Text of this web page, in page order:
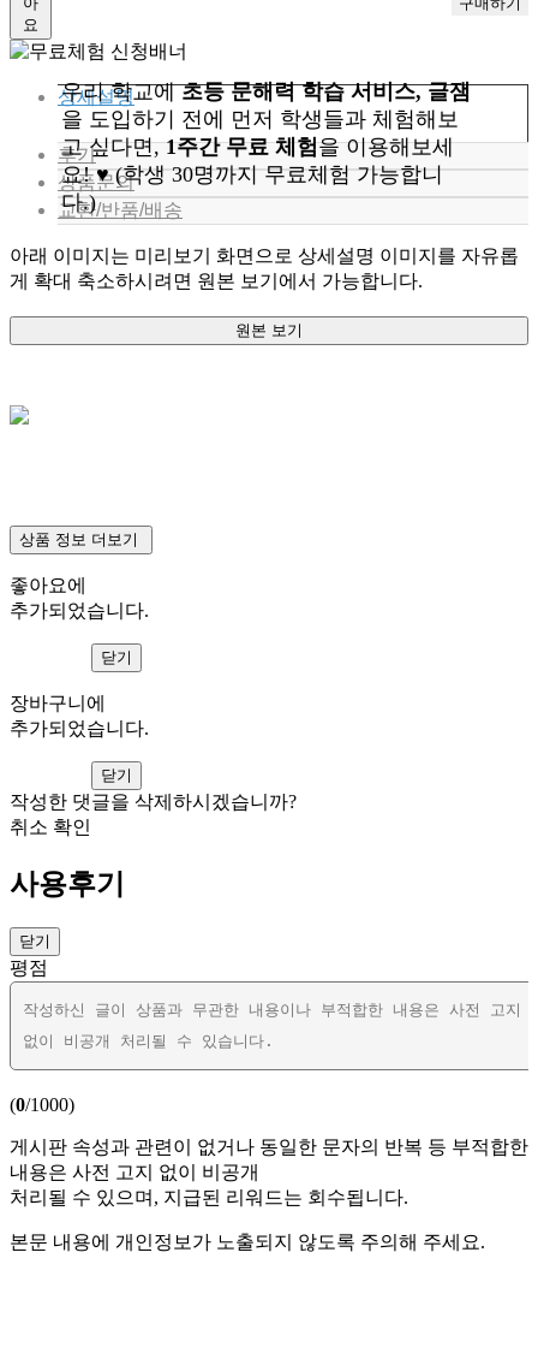
요
우리 학교에초등 문해력 학습 서비스, 글잼
을 도입하기 전에 먼저 학생들과 체험해보
고 싶다면,1주간 무료 체험을 이용해보세
요! ♥ (학생 30명까지 무료체험 가능합니
다.)
상세설명
후기
상품문의
교환/반품/배송
아래 이미지는 미리보기 화면으로 상세설명 이미지를 자유롭
게 확대 축소하시려면 원본 보기에서 가능합니다.
원본 보기
상품 정보 더보기
좋아요에
추가되었습니다.
닫기
장바구니에
추가되었습니다.
닫기
작성한 댓글을 삭제하시겠습니까?
취소 확인
사용후기
닫기
평점
(0/1000)
게시판 속성과 관련이 없거나 동일한 문자의 반복 등 부적합한
내용은 사전 고지 없이 비공개
처리될 수 있으며, 지급된 리워드는 회수됩니다.
본문 내용에 개인정보가 노출되지 않도록 주의해 주세요.